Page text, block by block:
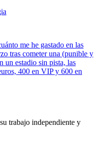
me he gastado en las
tras cometer una (punible y
un estadio sin pista, las
400 en VIP y 600 en
trabajo independiente y